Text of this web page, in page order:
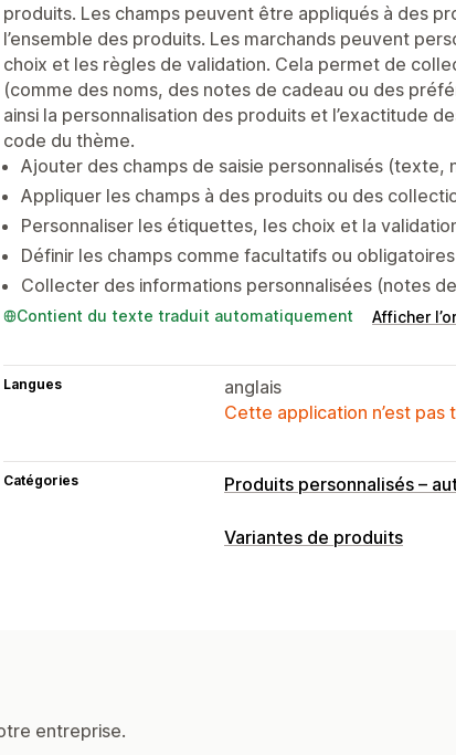
produits. Les champs peuvent être appliqués à des
l’ensemble des produits. Les marchands peuvent
choix et les règles de validation. Cela permet de
(comme des noms, des notes de cadeau ou des
ainsi la personnalisation des produits et l’exactitude
code du thème.
Ajouter des champs de saisie personnalisés
Appliquer les champs à des produits ou des
Personnaliser les étiquettes, les choix et la
Définir les champs comme facultatifs ou
Collecter des informations personnalisées (notes
Contient du texte traduit automatiquement Afficher
Langues
anglais
Cette application n’est pas
Catégories Produits personnalisés –
Variantes de produits
entreprise.